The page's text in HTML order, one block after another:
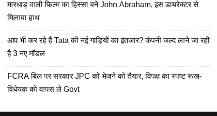
मारधाड़ वाली फिल्म का हिस्सा बने John Abraham, इस डायरेक्टर से
मिलाया हाथ
आप भी कर रहे हैं Tata की नई गाड़ियों का इंतजार? कंपनी जल्द लाने जा रही
है 3 नए मॉडल
FCRA बिल पर सरकार JPC को भेजने को तैयार, विपक्ष का स्पष्ट रूख-
विधेयक को वापस ले Govt